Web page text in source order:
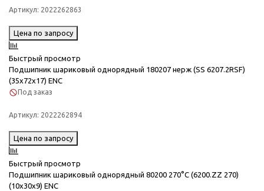
Артикул: 2022262863
Цена по запросу
Быстрый просмотр
Подшипник шариковый однорядный 180207 нерж (SS 6207.2RSF)
(35x72x17) ENC
Под заказ
Артикул: 2022262894
Цена по запросу
Быстрый просмотр
Подшипник шариковый однорядный 80200 270°C (6200.ZZ 270)
(10x30x9) ENC